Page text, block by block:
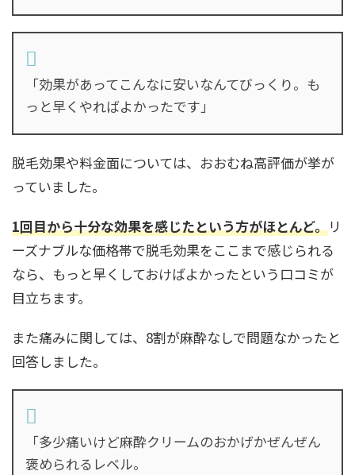
「効果があってこんなに安いなんてびっくり。も
っと早くやればよかったです」
脱毛効果や料金面については、おおむね高評価が挙が
っていました。
1回目から十分な効果を感じたという方がほとんど。リ
ーズナブルな価格帯で脱毛効果をここまで感じられる
なら、もっと早くしておけばよかったという口コミが
目立ちます。
また痛みに関しては、8割が麻酔なしで問題なかったと
回答しました。
「多少痛いけど麻酔クリームのおかげかぜんぜん
褒められるレベル。